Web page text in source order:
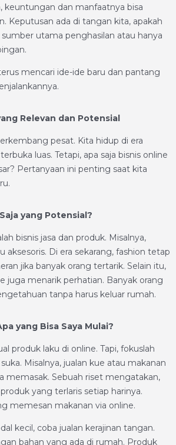
keuntungan dan manfaatnya bisa
Keputusan ada di tangan kita, apakah
utama penghasilan atau hanya
mencari ide-ide baru dan pantang
Relevan dan Potensial
pesat. Kita hidup di era
luas. Tetapi, apa saja bisnis online
Pertanyaan ini penting saat kita
yang Potensial?
bisnis jasa dan produk. Misalnya,
aksesoris. Di era sekarang, fashion tetap
jika banyak orang tertarik. Selain itu,
juga menarik perhatian. Banyak orang
tanpa harus keluar rumah.
yang Bisa Saya Mulai?
produk laku di online. Tapi, fokuslah
Misalnya, jualan kue atau makanan
memasak. Sebuah riset mengatakan,
yang terlaris setiap harinya.
memesan makanan via online.
kecil, coba jualan kerajinan tangan.
bahan yang ada di rumah. Produk